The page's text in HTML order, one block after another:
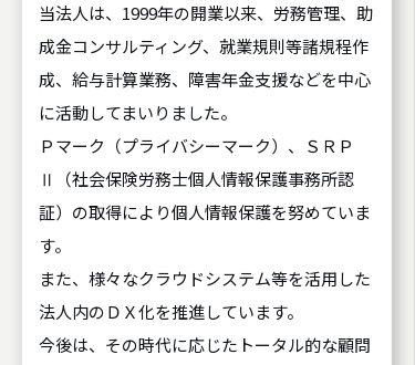
当法人は、1999年の開業以来、労務管理、助
成金コンサルティング、就業規則等諸規程作
成、給与計算業務、障害年金支援などを中心
に活動してまいりました。
Ｐマーク（プライバシーマーク）、ＳＲＰ
Ⅱ（社会保険労務士個人情報保護事務所認
証）の取得により個人情報保護を努めていま
す。
また、様々なクラウドシステム等を活用した
法人内のＤＸ化を推進しています。
今後は、その時代に応じたトータル的な顧問